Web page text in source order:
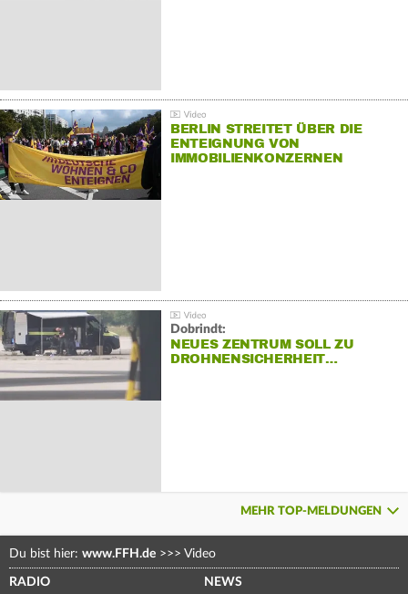
BERLIN STREITET ÜBER DIE
ENTEIGNUNG VON
IMMOBILIENKONZERNEN
Dobrindt:
NEUES ZENTRUM SOLL ZU
DROHNENSICHERHEIT…
MEHR TOP-MELDUNGEN
Du bist hier: www.FFH.de >>> Video
RADIO NEWS